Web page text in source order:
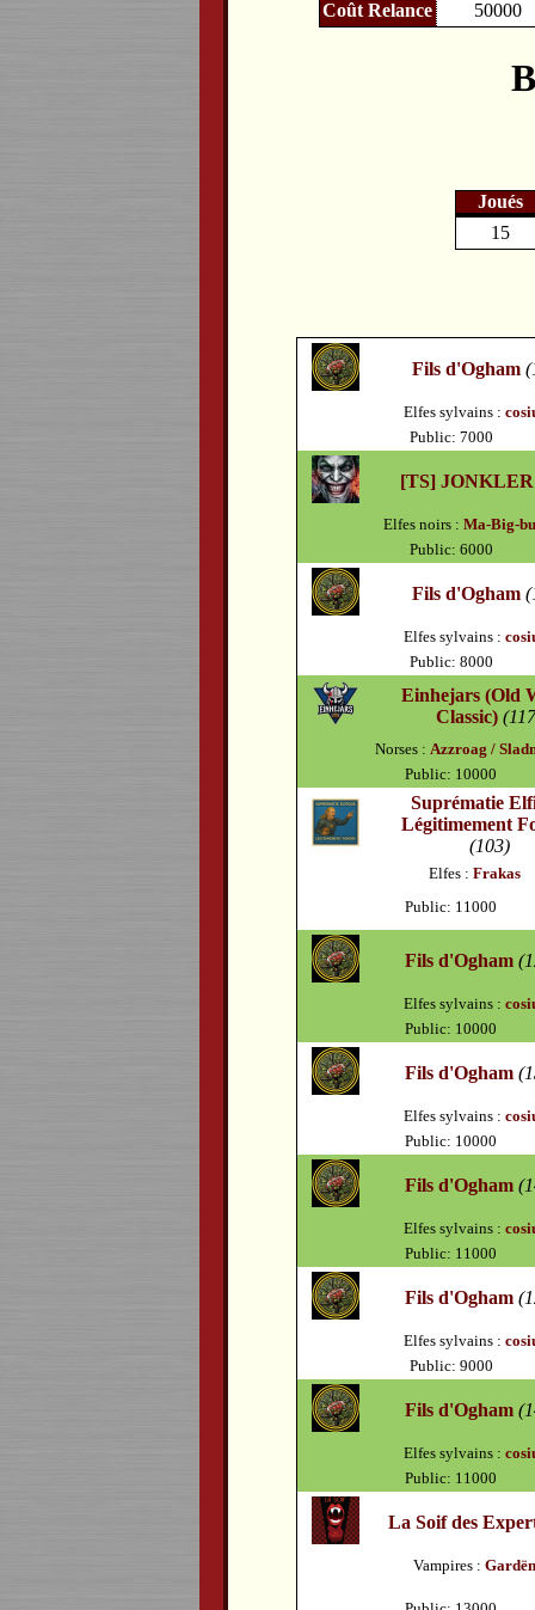
Coût Relance
50000
Joués
15
Fils d'Ogham
Elfes sylvains :
Public: 7000
[TS] JONKLER
Elfes noirs : Ma-Big-
Public: 6000
Fils d'Ogham
Elfes sylvains :
Public: 8000
Einhejars (Old
Classic)
Norses :Azzroag /
Public: 10000
Suprématie
Légitimement
(103)
Elfes : Frakas
Public: 11000
Fils d'Ogham
Elfes sylvains :
Public: 10000
Fils d'Ogham
Elfes sylvains :
Public: 10000
Fils d'Ogham
Elfes sylvains :
Public: 11000
Fils d'Ogham
Elfes sylvains :
Public: 9000
Fils d'Ogham
Elfes sylvains :
Public: 11000
La Soif des
Vampires : Gardën